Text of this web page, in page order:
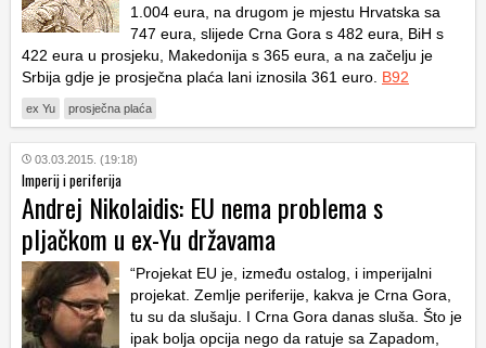
1.004 eura, na drugom je mjestu Hrvatska sa
747 eura, slijede Crna Gora s 482 eura, BiH s
422 eura u prosjeku, Makedonija s 365 eura, a na začelju je
Srbija gdje je prosječna plaća lani iznosila 361 euro. B92
ex Yu prosječna plaća
03.03.2015. (19:18)
Imperij i periferija
Andrej Nikolaidis: EU nema problema s
pljačkom u ex-Yu državama
“Projekat EU je, između ostalog, i imperijalni
projekat. Zemlje periferije, kakva je Crna Gora,
tu su da slušaju. I Crna Gora danas sluša. Što je
ipak bolja opcija nego da ratuje sa Zapadom,